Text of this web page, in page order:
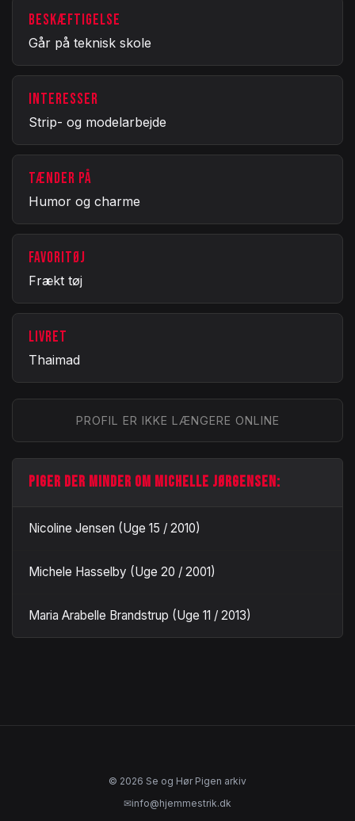
BESKÆFTIGELSE
Går på teknisk skole
INTERESSER
Strip- og modelarbejde
TÆNDER PÅ
Humor og charme
FAVORITØJ
Frækt tøj
LIVRET
Thaimad
PROFIL ER IKKE LÆNGERE ONLINE
PIGER DER MINDER OM MICHELLE JØRGENSEN:
Nicoline Jensen (Uge 15 / 2010)
Michele Hasselby (Uge 20 / 2001)
Maria Arabelle Brandstrup (Uge 11 / 2013)
© 2026 Se og Hør Pigen arkiv
✉info@hjemmestrik.dk